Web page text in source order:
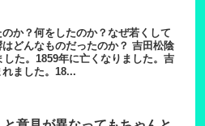
か？何をしたのか？なぜ若くして
どんなものだったのか？ 吉田松陰
た。1859年に亡くなりました。吉
ました。18...